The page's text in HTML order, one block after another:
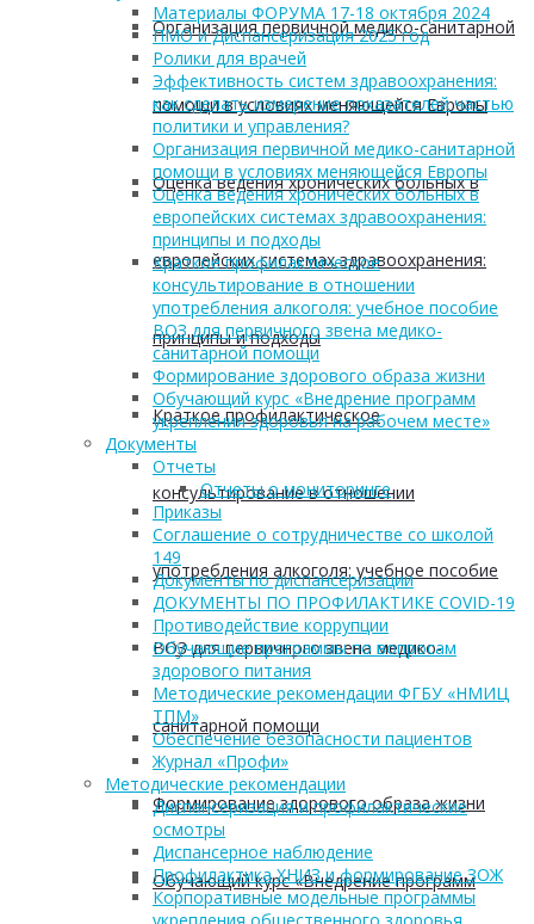
Организация первичной медико-санитарной
помощи в условиях меняющейся Европы
Оценка ведения хронических больных в
европейских системах здравоохранения:
принципы и подходы
Краткое профилактическое
консультирование в отношении
употребления алкоголя: учебное пособие
ВОЗ для первичного звена медико-
санитарной помощи
Формирование здорового образа жизни
Обучающий курс «Внедрение программ
Материалы ФОРУМА 17-18 октября 2024
ПМО и Диспансеризация 2025 год
Ролики для врачей
Эффективность систем здравоохранения:
как сделать измерение показателей частью
политики и управления?
Организация первичной медико-санитарной
помощи в условиях меняющейся Европы
Оценка ведения хронических больных в
европейских системах здравоохранения:
принципы и подходы
Краткое профилактическое
консультирование в отношении
употребления алкоголя: учебное пособие
ВОЗ для первичного звена медико-
санитарной помощи
Формирование здорового образа жизни
Обучающий курс «Внедрение программ
укрепления здоровья на рабочем месте»
Документы
Отчеты
Отчеты о мониторинге
Приказы
Соглашение о сотрудничестве со школой
149
Документы по диспансеризации
ДОКУМЕНТЫ ПО ПРОФИЛАКТИКЕ COVID-19
Противодействие коррупции
Обучающие программы по вопросам
здорового питания
Методические рекомендации ФГБУ «НМИЦ
ТПМ»
Обеспечение безопасности пациентов
Журнал «Профи»
Методические рекомендации
Диспансеризация и профилактические
осмотры
Диспансерное наблюдение
Профилактика ХНИЗ и формирование ЗОЖ
Корпоративные модельные программы